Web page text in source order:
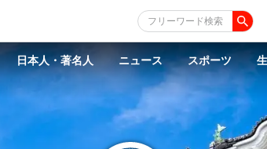
フリーワード検索
日本人・著名人 ニュース スポーツ